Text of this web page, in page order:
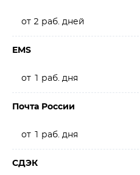
от 2 раб. дней
EMS
от 1 раб. дня
Почта России
от 1 раб. дня
СДЭК